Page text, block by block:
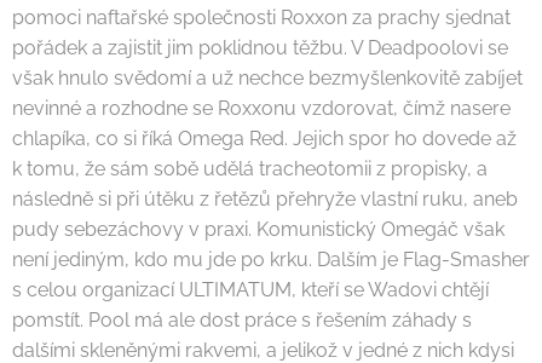
pomoci naftařské společnosti Roxxon za prachy sjednat
pořádek a zajistit jim poklidnou těžbu. V Deadpoolovi se
však hnulo svědomí a už nechce bezmyšlenkovitě zabíjet
nevinné a rozhodne se Roxxonu vzdorovat, čímž nasere
chlapíka, co si říká Omega Red. Jejich spor ho dovede až
k tomu, že sám sobě udělá tracheotomii z propisky, a
následně si při útěku z řetězů přehryže vlastní ruku, aneb
pudy sebezáchovy v praxi. Komunistický Omegáč však
není jediným, kdo mu jde po krku. Dalším je Flag-Smasher
s celou organizací ULTIMATUM, kteří se Wadovi chtějí
pomstít. Pool má ale dost práce s řešením záhady s
dalšími skleněnými rakvemi, a jelikož v jedné z nich kdysi